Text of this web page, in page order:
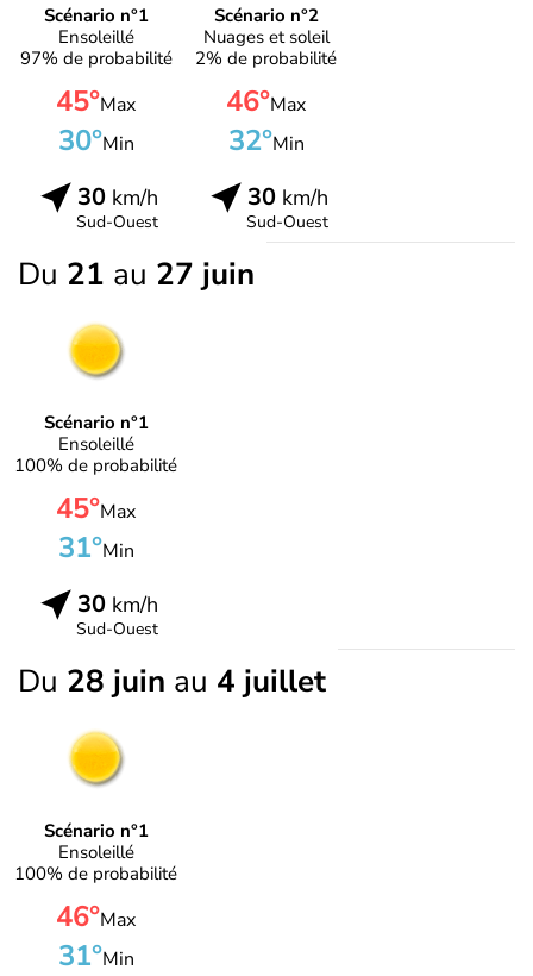
Scénario n°1
Ensoleillé
97% de probabilité
45°Max
30°Min
30km/h
Sud-Ouest
Scénario n°2
Nuages et soleil
2% de probabilité
46°Max
32°Min
30km/h
Sud-Ouest
Du 21 au 27 juin
Scénario n°1
Ensoleillé
100% de probabilité
45°Max
31°Min
30km/h
Sud-Ouest
Du 28 juin au 4 juillet
Scénario n°1
Ensoleillé
100% de probabilité
46°Max
31°Min